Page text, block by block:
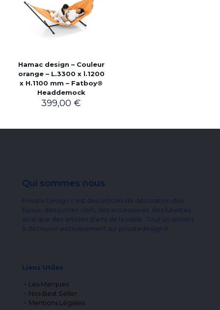
Hamac design – Couleur
orange – L.3300 x l.1200
x H.1100 mm – Fatboy®
Headdemock
399,00€
Qui sommes nous
Private Design c'est des articles de décoration,des
bijoux, des portes clefs, des accessoires, des lunettes
ainsi que des articles d'arts de la table...Tout un univers
à découvrir exclusivement sur privatedesign.fr
Liens Utiles
Les Marques
Nos Best Seller
Mentions Légales